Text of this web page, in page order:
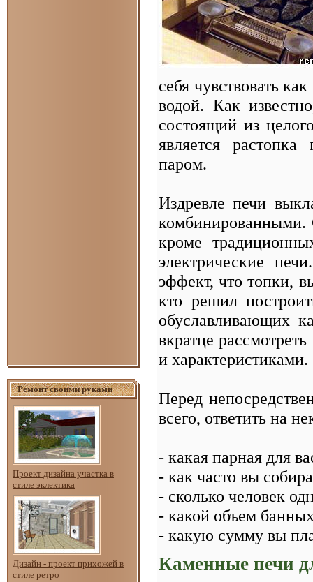
Ремонт своими руками
Проект дизайна участка в
стиле эклектика
Дизайн - проект прихожей в
стиле ретро
себя чувствовать
водой. Как
состоящий из
является
паром.
Издревле печи
кроме
электрические
эффект, что топки,
кто решил
обуславливающих
вкратце
и характеристиками.
Перед
всего, ответить на
- какая парная для
- как часто вы
- сколько человек
- какой объем
- какую сумму вы
Каменные печи